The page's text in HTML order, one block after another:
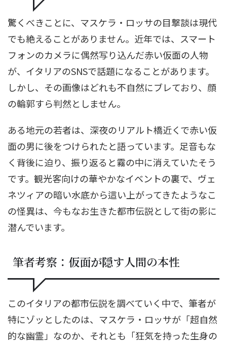
驚くべきことに、マスケラ・ロッサの目撃談は現代
でも絶えることがありません。近年では、スマート
フォンのカメラに偶然写り込んだ赤い仮面の人物
が、イタリアのSNSで話題になることがあります。
しかし、その画像はどれも不自然にブレており、顔
の輪郭すら判然としません。
ある地元の若者は、深夜のリアルト橋近くで赤い仮
面の男に後をつけられたと語っています。足音もな
く背後に迫り、振り返ると霧の中に消えていたそう
です。観光客向けの華やかなイベントの裏で、ヴェ
ネツィアの暗い水底から這い上がってきたようなこ
の怪異は、今もなお生きた都市伝説として街の影に
潜んでいます。
筆者考察：仮面が隠す人間の本性
このイタリアの都市伝説を調べていく中で、筆者が
特にゾッとしたのは、マスケラ・ロッサが「超自然
的な幽霊」なのか、それとも「狂気を持った生身の